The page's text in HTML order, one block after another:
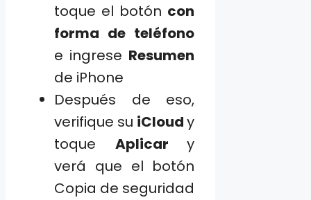
toque el botón con
forma de teléfono
e ingrese Resumen
de iPhone
Después de eso,
verifique su iCloudy
toque Aplicary
verá que el botón
Copia de seguridad